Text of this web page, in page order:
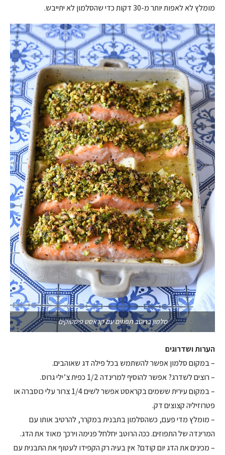
מומלץ לא לאפות יותר מ-30 דקות כדי שהסלמון לא יתייבש.
סלמון ברוטב תפוזים עם קראסט פיסטוקים
הערות ושדרוגים
– במקום סלמון אפשר להשתמש בכל פילה דג שאוהבים.
– רוצים לשדרג? אפשר להוסיף למרינדה 1/2 כפית צ’ילי גרוס.
– במקום עירית ששמים בקראסט אפשר לשים 1/4 צרור עלי כוסברה או
פטרוזיליה קצוצים דק.
– מומלץ מדי פעם, כשהסלמון בתבנית במקרר, להרטיב אותו עם
המרינדה של התפוזים. ככה הרוטב יחלחל פנימה וירכך מאוד את הדג.
– מכינים את הדג יום קודם? אין בעיה רק הקפידו לעטוף את התבנית עם